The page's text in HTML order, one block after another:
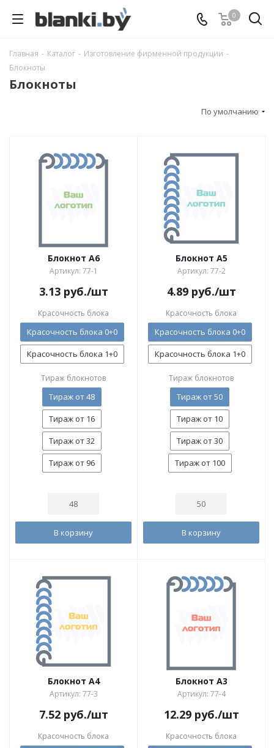
0
Главная - Каталог - Изготовление фирменной продукции -
Блокноты
Блокноты
По умолчанию
Блокнот А6
Артикул: 77-1
3.13руб./шт
Красочность блока
Красочность блока 0+0
Красочность блока 1+0
Тираж блокнотов
Тираж от 48
Тираж от 16
Тираж от 32
Тираж от 96
В корзину
Блокнот А5
Артикул: 77-2
4.89руб./шт
Красочность блока
Красочность блока 0+0
Красочность блока 1+0
Тираж блокнотов
Тираж от 50
Тираж от 10
Тираж от 30
Тираж от 100
В корзину
Блокнот А4
Артикул: 77-3
7.52руб./шт
Красочность блока
Блокнот А3
Артикул: 77-4
12.29руб./шт
Красочность блока